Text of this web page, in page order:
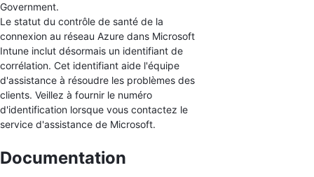
Government.
Le statut du contrôle de santé de la
connexion au réseau Azure dans Microsoft
Intune inclut désormais un identifiant de
corrélation. Cet identifiant aide l'équipe
d'assistance à résoudre les problèmes des
clients. Veillez à fournir le numéro
d'identification lorsque vous contactez le
service d'assistance de Microsoft.
Documentation